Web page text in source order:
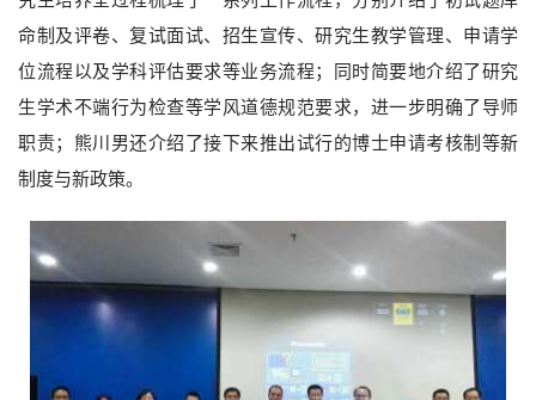
命制及评卷、复试面试、招生宣传、研究生教学管理、申请学
位流程以及学科评估要求等业务流程；同时简要地介绍了研究
生学术不端行为检查等学风道德规范要求，进一步明确了导师
职责；熊川男还介绍了接下来推出试行的博士申请考核制等新
制度与新政策。